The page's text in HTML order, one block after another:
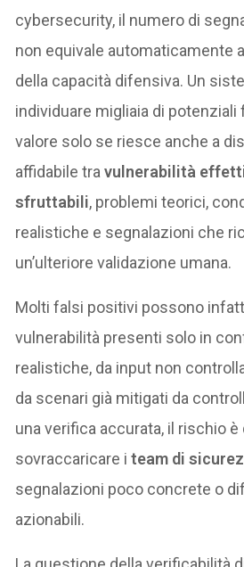
cybersecurity, il numero di
non equivale automaticamente
della capacità difensiva. Un
individuare migliaia di potenziali
valore solo se riesce anche a
affidabile travulnerabilità
sfruttabili, problemi teorici,
realistiche e segnalazioni che
un’ulteriore validazione umana.
Molti falsi positivi possono
vulnerabilità presenti solo in
realistiche, da input non
da scenari già mitigati da
una verifica accurata, il rischio è
sovraccaricare iteam di
segnalazioni poco concrete o
azionabili.